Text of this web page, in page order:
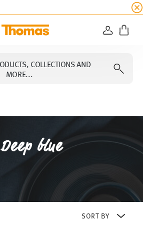
to 45% discount on all
LOGIN
COLLECTIONS AND
MORE...
Deep blue